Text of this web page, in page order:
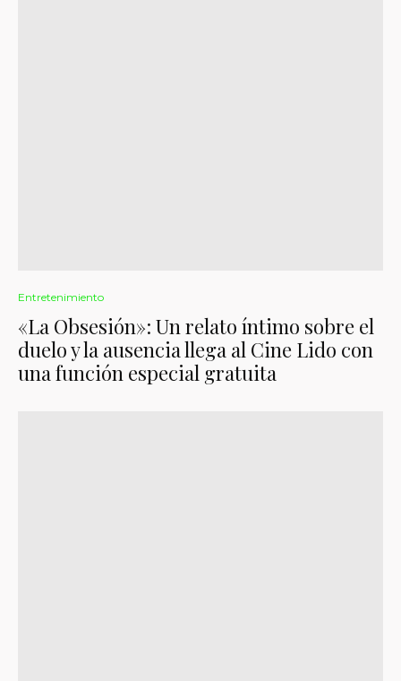
Entretenimiento
«La Obsesión»: Un relato íntimo sobre el
duelo y la ausencia llega al Cine Lido con
una función especial gratuita